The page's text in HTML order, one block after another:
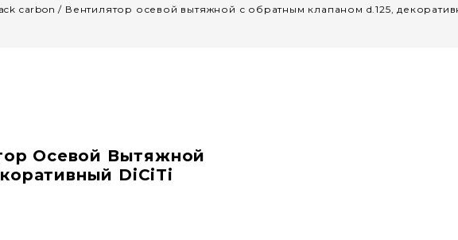
carbon / Вентилятор осевой вытяжной с обратным клапаном d.125,
Осевой Вытяжной
DiCiTi